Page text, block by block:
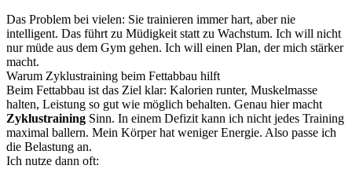
Das Problem bei vielen: Sie trainieren immer hart, aber nie
intelligent. Das führt zu Müdigkeit statt zu Wachstum. Ich will nicht
nur müde aus dem Gym gehen. Ich will einen Plan, der mich stärker
macht.
Warum Zyklustraining beim Fettabbau hilft
Beim Fettabbau ist das Ziel klar: Kalorien runter, Muskelmasse
halten, Leistung so gut wie möglich behalten. Genau hier macht
Zyklustraining Sinn. In einem Defizit kann ich nicht jedes Training
maximal ballern. Mein Körper hat weniger Energie. Also passe ich
die Belastung an.
Ich nutze dann oft: